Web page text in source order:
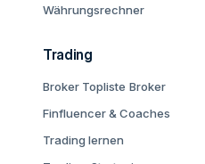
Währungsrechner
Trading
Broker Topliste Broker
Finfluencer & Coaches
Trading lernen